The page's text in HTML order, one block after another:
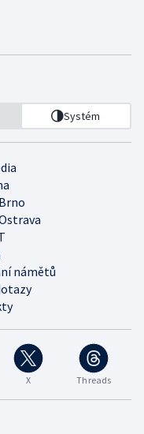
Systém
námětů
X Threads